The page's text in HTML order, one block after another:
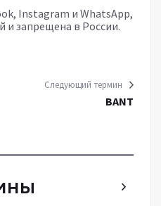
Instagram и WhatsApp,
и запрещена в России.
Следующий термин
BANT